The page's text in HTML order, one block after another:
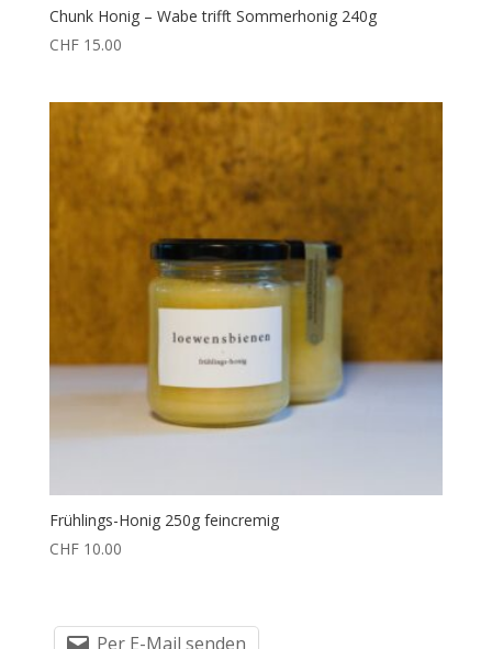
Chunk Honig – Wabe trifft Sommerhonig 240g
CHF15.00
Frühlings-Honig 250g feincremig
CHF10.00
Per E-Mail senden